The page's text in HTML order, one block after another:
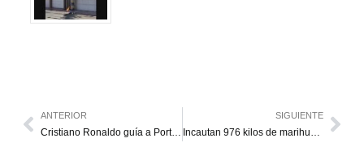
ANTERIOR
Cristiano Ronaldo guía a Portugal a la victoria con su doblete
SIGUIENTE